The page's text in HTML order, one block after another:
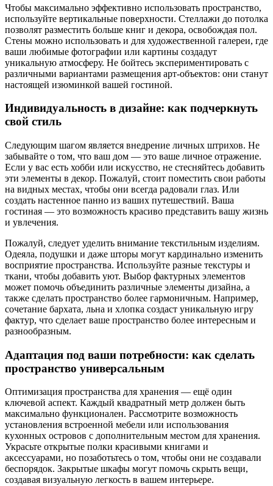
Чтобы максимально эффективно использовать пространство,
используйте вертикальные поверхности. Стеллажи до потолка
позволят разместить больше книг и декора, освобождая пол.
Стены можно использовать и для художественной галереи, где
ваши любимые фотографии или картины создадут
уникальную атмосферу. Не бойтесь экспериментировать с
различными вариантами размещения арт-объектов: они станут
настоящей изюминкой вашей гостиной.
Индивидуальность в дизайне: как подчеркнуть
свой стиль
Следующим шагом является внедрение личных штрихов. Не
забывайте о том, что ваш дом — это ваше личное отражение.
Если у вас есть хобби или искусство, не стесняйтесь добавить
эти элементы в декор. Пожалуй, стоит поместить свои работы
на видных местах, чтобы они всегда радовали глаз. Или
создать настенное панно из ваших путешествий. Ваша
гостиная — это возможность красиво представить вашу жизнь
и увлечения.
Пожалуй, следует уделить внимание текстильным изделиям.
Одеяла, подушки и даже шторы могут кардинально изменить
восприятие пространства. Используйте разные текстуры и
ткани, чтобы добавить уют. Выбор фактурных элементов
может помочь объединить различные элементы дизайна, а
также сделать пространство более гармоничным. Например,
сочетание бархата, льна и хлопка создаст уникальную игру
фактур, что сделает ваше пространство более интересным и
разнообразным.
Адаптация под ваши потребности: как сделать
пространство универсальным
Оптимизация пространства для хранения — ещё один
ключевой аспект. Каждый квадратный метр должен быть
максимально функционален. Рассмотрите возможность
установления встроенной мебели или использования
кухонных островов с дополнительным местом для хранения.
Украсьте открытые полки красивыми книгами и
аксессуарами, но позаботьтесь о том, чтобы они не создавали
беспорядок. Закрытые шкафы могут помочь скрыть вещи,
создавая визуальную легкость в вашем интерьере.